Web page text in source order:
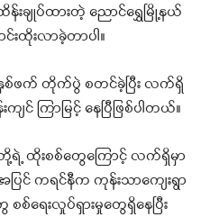
ချုပ်ထားတဲ့ ညောင်ရွှေမြို့နယ်
းထိုးလာခဲ့တာပါ။
နှစ်ဖက် တိုက်ပွဲ စတင်ခဲ့ပြီး လက်ရှိ
ျင် ကြာမြင့် နေပြီဖြစ်ပါတယ်။
ရဲ့ ထိုးစစ်တွေကြောင့် လက်ရှိမှာ
င် ကရင်နီက ကုန်းသာကျေးရွာ
ရေးလှုပ်ရှားမှုတွေရှိနေပြီး